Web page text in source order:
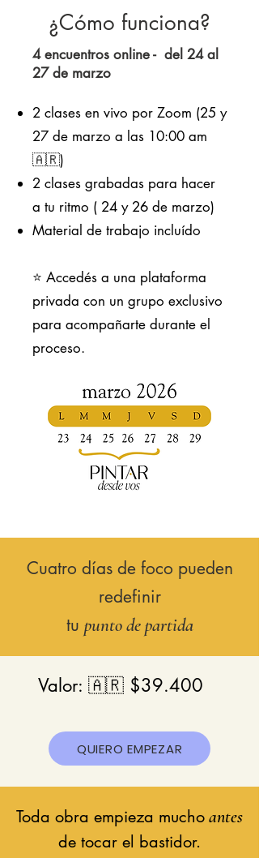
¿Cómo funciona?
4 encuentros online - del 24 al
27 de marzo
2 clases en vivo por Zoom (25 y
27 de marzo a las 10:00 am
🇦🇷)
2 clases grabadas para hacer
a tu ritmo ( 24 y 26 de marzo)
Material de trabajo incluído
⭐️ Accedés a una plataforma
privada con un grupo exclusivo
para acompañarte durante el
proceso.
Cuatro días de foco pueden
redefinir
tu punto de partida
Valor: 🇦🇷 $39.400
QUIERO EMPEZAR
Toda obra empieza muchoantes
de tocar el bastidor.